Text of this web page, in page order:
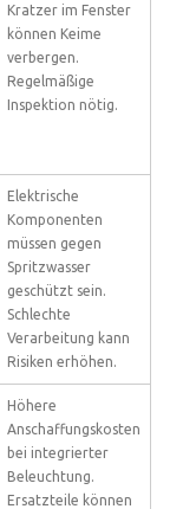
Kratzer im Fenster
können Keime
verbergen.
Regelmäßige
Inspektion nötig.
Elektrische
Komponenten
müssen gegen
Spritzwasser
geschützt sein.
Schlechte
Verarbeitung kann
Risiken erhöhen.
Höhere
Anschaffungskosten
bei integrierter
Beleuchtung.
Ersatzteile können